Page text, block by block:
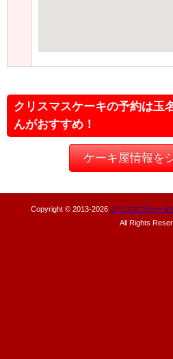
クリスマスケーキの予約は玉
んがおすすめ！
ケーキ屋情報を
Copyright © 2013-2026 クリスマスケーキ
All Rights